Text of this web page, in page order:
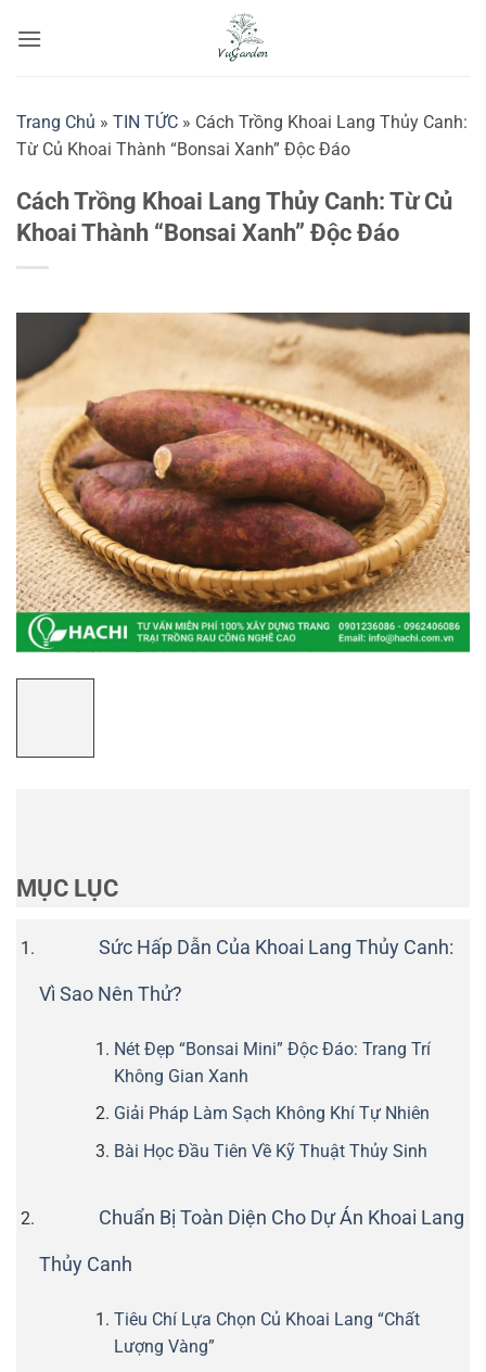
qua
Trang Chủ » TIN TỨC » Cách Trồng Khoai Lang Thủy Canh:
Từ Củ Khoai Thành “Bonsai Xanh” Độc Đáo
Cách Trồng Khoai Lang Thủy Canh: Từ Củ
Khoai Thành “Bonsai Xanh” Độc Đáo
MỤC LỤC
Sức Hấp Dẫn Của Khoai Lang Thủy Canh:
Vì Sao Nên Thử?
Nét Đẹp “Bonsai Mini” Độc Đáo: Trang Trí
Không Gian Xanh
Giải Pháp Làm Sạch Không Khí Tự Nhiên
Bài Học Đầu Tiên Về Kỹ Thuật Thủy Sinh
Chuẩn Bị Toàn Diện Cho Dự Án Khoai Lang
Thủy Canh
Tiêu Chí Lựa Chọn Củ Khoai Lang “Chất
Lượng Vàng”